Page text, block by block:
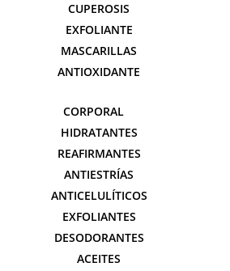
CUPEROSIS
EXFOLIANTE
MASCARILLAS
ANTIOXIDANTE
CORPORAL
HIDRATANTES
REAFIRMANTES
ANTIESTRÍAS
ANTICELULÍTICOS
EXFOLIANTES
DESODORANTES
ACEITES